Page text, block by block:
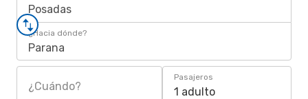
Posadas
¿Hacia dónde?
Parana
¿Cuándo?
Pasajeros
1 adulto